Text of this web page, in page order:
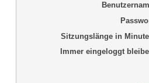
Sitzungslänge in
Immer eingeloggt